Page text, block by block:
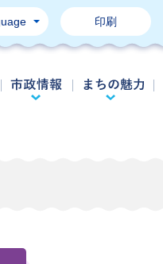
印刷
就労・産業・まちづくり
市政情報